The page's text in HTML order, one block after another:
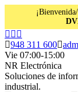
Saltar
al
contenido
Facebook
page
opens
in
new
window
Instagram
page
opens
in
new
window
page
opens
in
new
window
948 311 600
Vie 07:00-15:00
NR Electrónica
Soluciones de
industrial.